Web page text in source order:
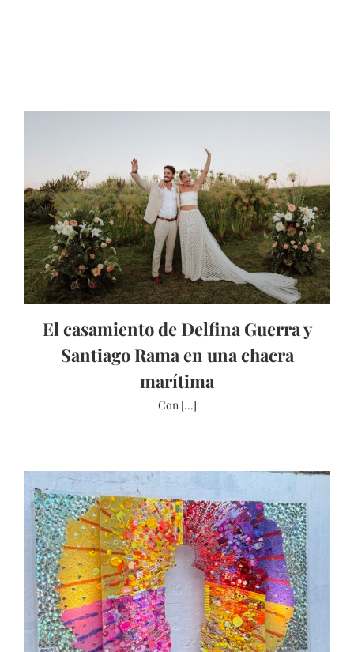
El casamiento de Delfina Guerra y
Santiago Rama en una chacra
marítima
Con [...]